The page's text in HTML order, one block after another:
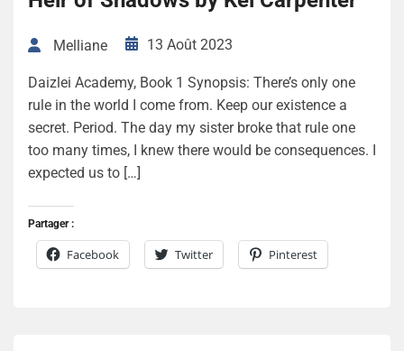
Melliane 13 Août 2023
Daizlei Academy, Book 1 Synopsis: There’s only one
rule in the world I come from. Keep our existence a
secret. Period. The day my sister broke that rule one
too many times, I knew there would be consequences. I
expected us to […]
Partager :
Facebook Twitter Pinterest